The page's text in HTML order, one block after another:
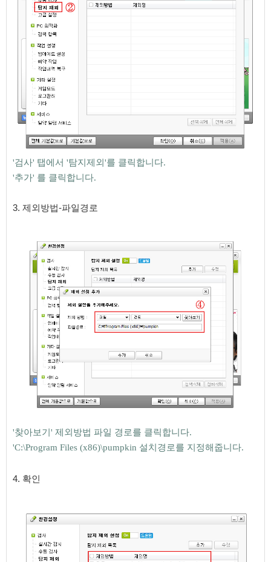
'검사' 탭에서 '탐지제외'를 클릭합니다.
'추가' ​ 를 클릭합니다.
3. 제외방법-파일경로
'찾아보기' 제외방법 파일 경로를 클릭합니다.
'C:\Program Files (x86)\pumpkin 설치경로를 지정해줍니다.
4. 확인